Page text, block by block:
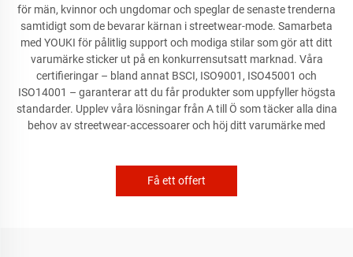
för män, kvinnor och ungdomar och speglar de senaste trenderna
samtidigt som de bevarar kärnan i streetwear-mode. Samarbeta
med YOUKI för pålitlig support och modiga stilar som gör att ditt
varumärke sticker ut på en konkurrensutsatt marknad. Våra
certifieringar – bland annat BSCI, ISO9001, ISO45001 och
ISO14001 – garanterar att du får produkter som uppfyller högsta
standarder. Upplev våra lösningar från A till Ö som täcker alla dina
behov av streetwear-accessoarer och höj ditt varumärke med
Få ett offert